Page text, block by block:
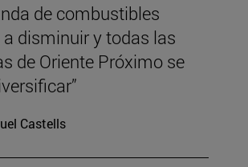
de combustibles
disminuir y todas las
de Oriente Próximo se
Castells